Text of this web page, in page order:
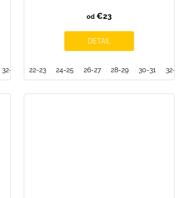
32-33 34-35 36-37
od €23
DETAIL
22-23 24-25 26-27 28-29 30-31 32-33